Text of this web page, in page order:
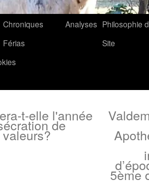
Chroniques
Férias
Analyses Philosophie
Site
t-elle l'année
de
5ème